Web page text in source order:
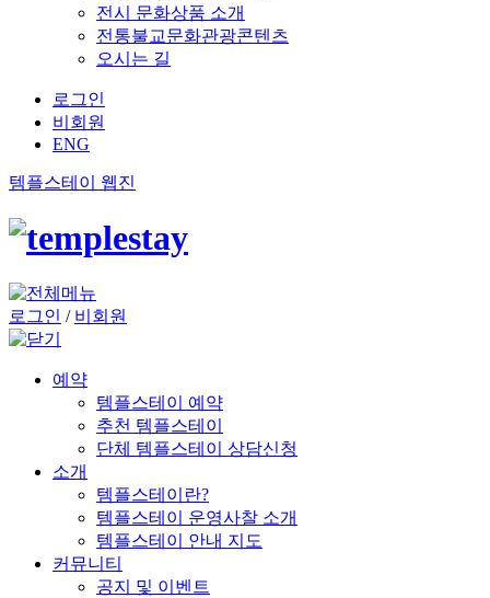
전시 문화상품 소개
전통불교문화관광콘텐츠
오시는 길
로그인
비회원
ENG
템플스테이 웹진
로그인 / 비회원
예약
템플스테이 예약
추천 템플스테이
단체 템플스테이 상담신청
소개
템플스테이란?
템플스테이 운영사찰 소개
템플스테이 안내 지도
커뮤니티
공지 및 이벤트